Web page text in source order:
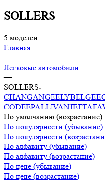
SOLLERS
5 моделей
Главная
—
Легковые автомобили
—
SOLLERS
CHANGANGEELYBELGEE
CODEEPALLIVANJETTA
По умолчанию (возрастание)
По популярности (убывание)
По популярности
По алфавиту (убывание)
По алфавиту (возрастание)
По цене (убывание)
По цене (возрастание)